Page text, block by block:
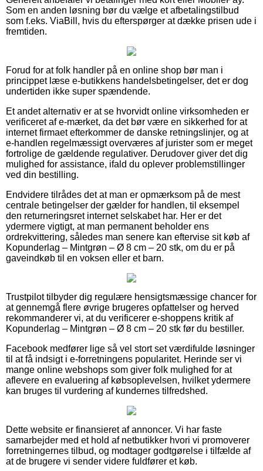
Som en anden løsning bør du vælge et afbetalingstilbud
som f.eks. ViaBill, hvis du efterspørger at dække prisen ude i
fremtiden.
Forud for at folk handler på en online shop bør man i
princippet læse e-butikkens handelsbetingelser, det er dog
undertiden ikke super spændende.
Et andet alternativ er at se hvorvidt online virksomheden er
verificeret af e-mærket, da det bør være en sikkerhed for at
internet firmaet efterkommer de danske retningslinjer, og at
e-handlen regelmæssigt overværes af jurister som er meget
fortrolige de gældende regulativer. Derudover giver det dig
mulighed for assistance, ifald du oplever problemstillinger
ved din bestilling.
Endvidere tilrådes det at man er opmærksom på de mest
centrale betingelser der gælder for handlen, til eksempel
den returneringsret internet selskabet har. Her er det
ydermere vigtigt, at man permanent beholder ens
ordrekvittering, således man senere kan eftervise sit køb af
Kopunderlag – Mintgrøn – Ø 8 cm – 20 stk, om du er på
gaveindkøb til en voksen eller et barn.
Trustpilot tilbyder dig regulære hensigtsmæssige chancer for
at gennemgå flere øvrige brugeres opfattelser og herved
rekommanderer vi, at du verificerer e-shoppens kritik af
Kopunderlag – Mintgrøn – Ø 8 cm – 20 stk før du bestiller.
Facebook medfører lige så vel stort set værdifulde løsninger
til at få indsigt i e-forretningens popularitet. Herinde ser vi
mange online webshops som giver folk mulighed for at
aflevere en evaluering af købsoplevelsen, hvilket ydermere
kan bruges til vurdering af kundernes tilfredshed.
Dette website er finansieret af annoncer. Vi har faste
samarbejder med et hold af netbutikker hvori vi promoverer
forretningernes tilbud, og modtager godtgørelse i tilfælde af
at de brugere vi sender videre fuldfører et køb.